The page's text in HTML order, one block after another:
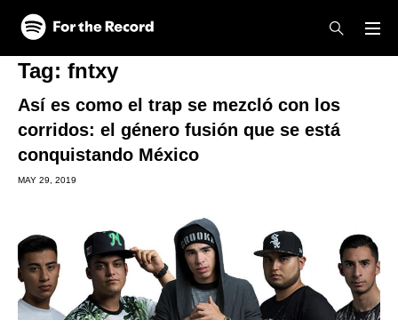
Skip to main content
Skip to footer
Tag: fntxy
Así es como el trap se mezcló con los
corridos: el género fusión que se está
conquistando México
MAY 29, 2019